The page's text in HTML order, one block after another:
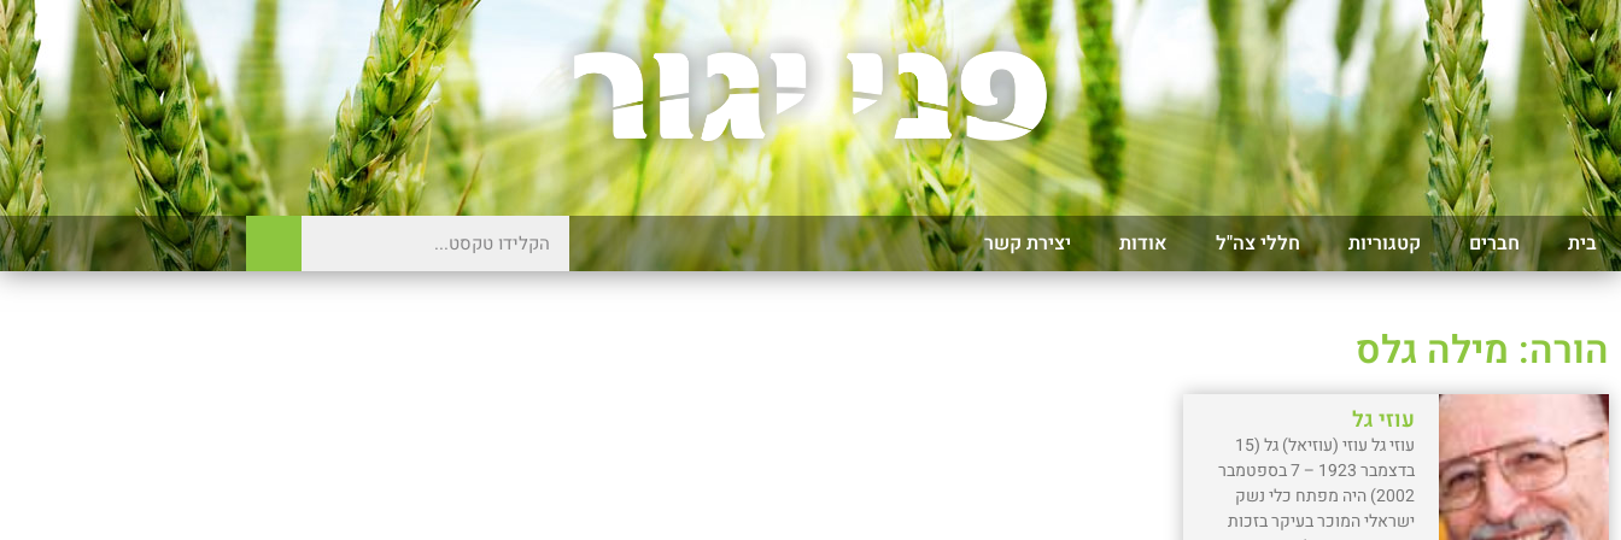
בית חברים קטגוריות חללי צה"ל אודות יצירת קשר
הורה: מילה גלס
עוזי גל
עוזי גל עוזי (עוזיאל) גל (15
בדצמבר 1923 – 7 בספטמבר
2002) היה מפתח כלי נשק
ישראלי המוכר בעיקר בזכות